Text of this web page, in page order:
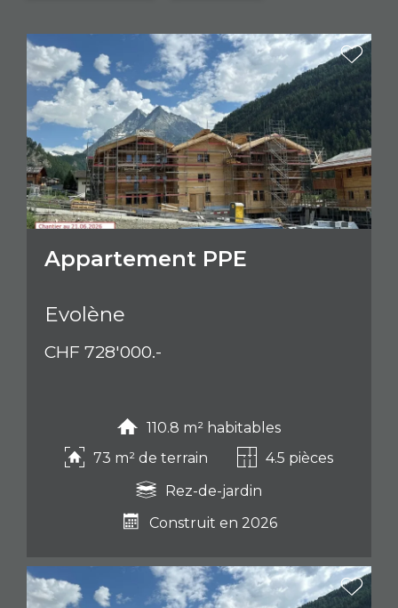
Appartement PPE
Evolène
CHF 728'000.-
110.8 m² habitables
73 m² de terrain
4.5 pièces
Rez-de-jardin
Construit en 2026